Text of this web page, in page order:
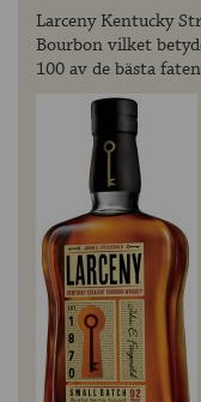
Larceny Kentucky
Bourbon vilket
100 av de bästa